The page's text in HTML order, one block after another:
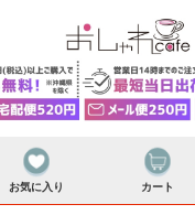
お気に入り カート